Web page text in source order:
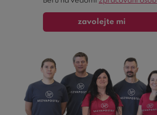
formuláře
zavolejte mi